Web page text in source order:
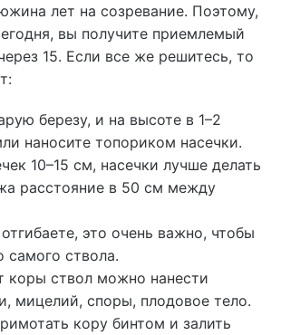
лет на созревание. Поэтому,
вы получите приемлемый
15. Если все же решитесь, то
березу, и на высоте в 1–2
наносите топориком насечки.
10–15 см, насечки лучше делать
расстояние в 50 см между
это очень важно, чтобы
самого ствола.
коры ствол можно нанести
мицелий, споры, плодовое тело.
кору бинтом и залить